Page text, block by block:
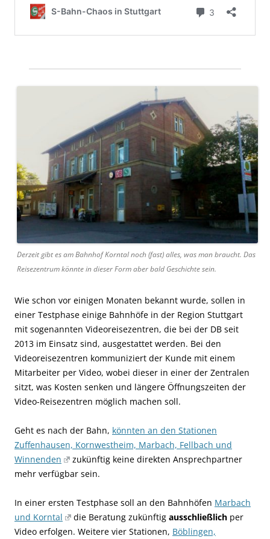
Derzeit gibt es am Bahnhof Korntal noch (fast) alles, was man braucht. Das
Reisezentrum könnte in dieser Form aber bald Geschichte sein.
Wie schon vor einigen Monaten bekannt wurde, sollen in
einer Testphase einige Bahnhöfe in der Region Stuttgart
mit sogenannten Videoreisezentren, die bei der DB seit
2013 im Einsatz sind, ausgestattet werden. Bei den
Videoreisezentren kommuniziert der Kunde mit einem
Mitarbeiter per Video, wobei dieser in einer der Zentralen
sitzt, was Kosten senken und längere Öffnungszeiten der
Video-Reisezentren möglich machen soll.
Geht es nach der Bahn, könnten an den Stationen
Zuffenhausen, Kornwestheim, Marbach, Fellbach und
Winnenden
zukünftig keine direkten Ansprechpartner
mehr verfügbar sein.
In einer ersten Testphase soll an den Bahnhöfen Marbach
und Korntal
die Beratung zukünftigausschließlich per
Video erfolgen. Weitere vier Stationen, Böblingen,